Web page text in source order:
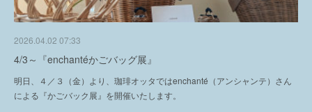
2026.04.02 07:33
4/3～『enchantéかごバッグ展』
明日、４／３（金）より、珈琲オッタではenchanté（アンシャンテ）さん
による『かごバック展』を開催いたします。